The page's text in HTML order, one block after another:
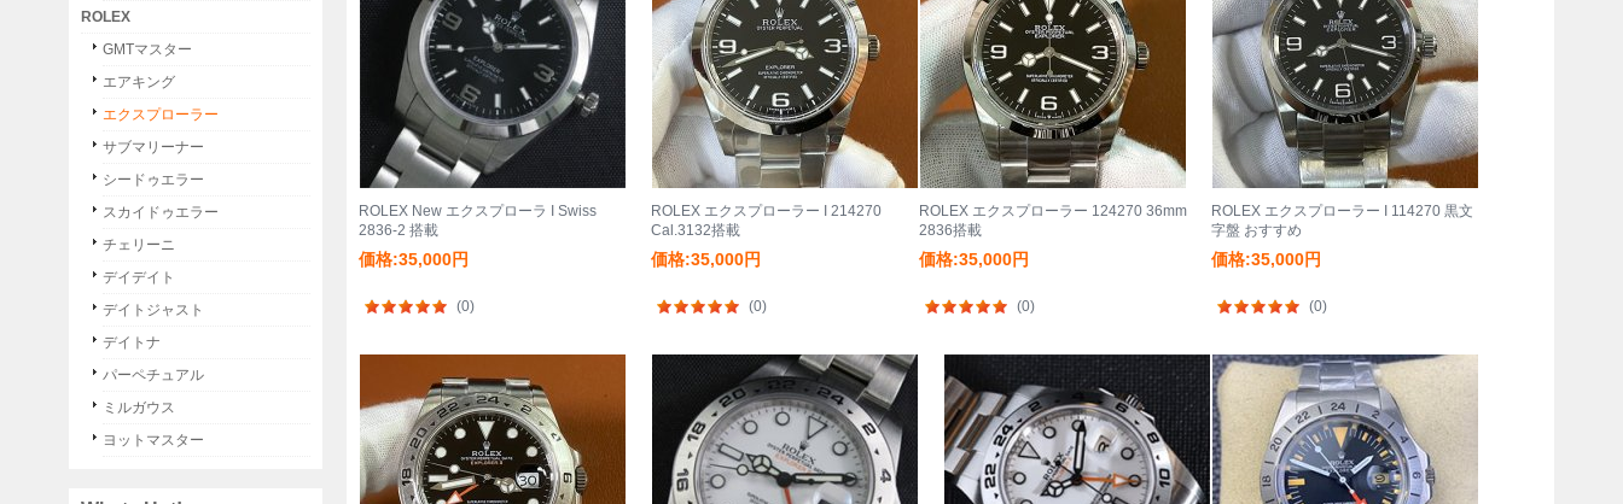
ROLEX
GMTマスター
エアキング
エクスプローラー
サブマリーナー
シードゥエラー
スカイドゥエラー
チェリーニ
デイデイト
デイトジャスト
デイトナ
パーペチュアル
ミルガウス
ヨットマスター
ROLEX New エクスプローラ I Swiss
2836-2 搭載
価格:35,000円
(0)
ROLEX エクスプローラー I 214270
Cal.3132搭載
価格:35,000円
(0)
ROLEX エクスプローラー 124270 36mm
2836搭載
価格:35,000円
(0)
ROLEX エクスプローラー I 114270 黒文
字盤 おすすめ
価格:35,000円
(0)